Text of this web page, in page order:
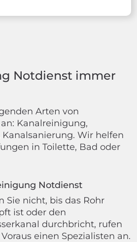
Notdienst immer
Arten von
Kanalreinigung,
Wir helfen
in Toilette, Bad oder
Notdienst
Sie nicht, bis das Rohr
ist oder den
durchbricht, rufen
einen Spezialisten an.